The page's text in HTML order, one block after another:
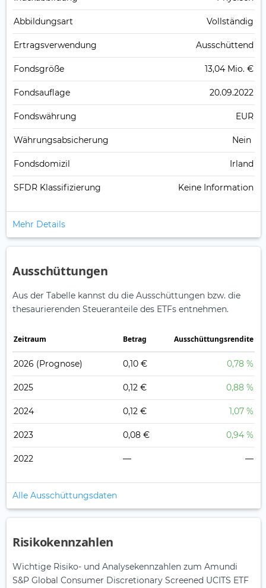
Abbildungs­art Vollständig
Ertrags­verwendung Ausschüttend
Fonds­größe 13,04 Mio. €
Fonds­auflage 20.09.2022
Fonds­währung EUR
Währungsabsicherung Nein
Fondsdomizil Irland
SFDR Klassifizierung Keine Information
Mehr Details
Ausschüttungen
Aus der Tabelle kannst du die Ausschüttungen bzw. die
thesaurierenden Steueranteile des ETFs entnehmen.
Zeitraum Betrag Ausschüttungsrendite
2026 (Prognose) 0,10 € 0,78 %
2025 0,12 € 0,88 %
2024 0,12 € 1,07 %
2023 0,08 € 0,94 %
2022 — —
Alle Ausschüttungsdaten
Risikokennzahlen
Wichtige Risiko- und Analysekennzahlen zum Amundi
S&P Global Consumer Discretionary Screened UCITS ETF